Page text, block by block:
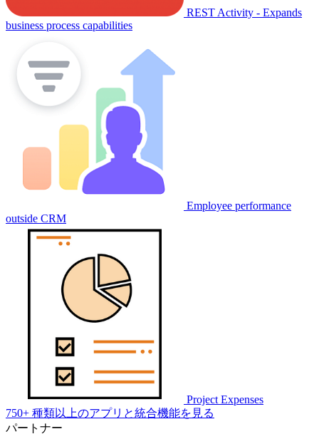
REST Activity - Expands
business process capabilities
Employee performance
outside CRM
Project Expenses
750+ 種類以上のアプリと統合機能を見る
パートナー